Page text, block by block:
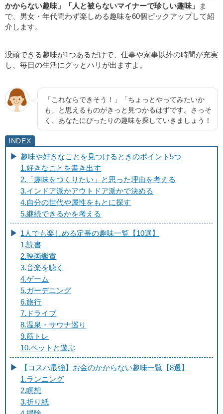
かからない趣味」「人と被らないマイナーで珍しい趣味」
ま
で、男女・年代問わず楽しめる趣味を60個ピックアップして紹
介します。
没頭できる趣味が1つあるだけで、仕事や家事以外の時間が充実
し、毎日の生活にグッとハリが出ますよ。
「これならできそう！」「ちょっとやってみたいか
も」と思えるものがきっと見つかるはずです。さっそ
く、あなたにぴったりの趣味を探していきましょう！
趣味や好きなことを見つけるときのポイント5つ
1.好きなことを書き出す
2.「趣味をつくりたい」と思った理由を考える
3.インドア派かアウトドア派かで決める
4.自分の世代や属性をもとに探す
5.継続できるかを考える
1人でも楽しめる定番の趣味一覧【10選】
1.読書
2.映画鑑賞
3.音楽を聴く
4.ゲーム
5.ガーデニング
6.旅行
7.ドライブ
8.温泉・サウナ巡り
9.筋トレ
10.ペットと遊ぶ
【コスパ最強】お金のかからない趣味一覧【8選】
1.ランニング
2.瞑想
3.折り紙